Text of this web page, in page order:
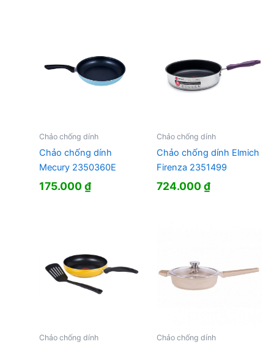
Chảo chống dính
Chảo chống dính
Mecury 2350360E
175.000₫
Chảo chống dính
Chảo chống dính Elmich
Firenza 2351499
724.000₫
Chảo chống dính Chảo chống dính